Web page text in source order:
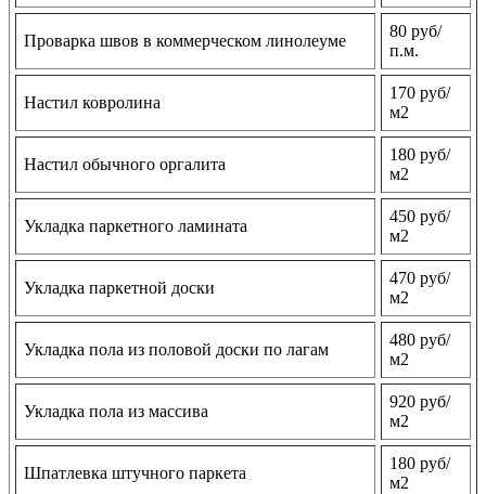
Проварка швов в коммерческом линолеуме
80 руб/
п.м.
Настил ковролина
170 руб/
м2
Настил обычного оргалита
180 руб/
м2
Укладка паркетного ламината
450 руб/
м2
Укладка паркетной доски
470 руб/
м2
Укладка пола из половой доски по лагам
480 руб/
м2
Укладка пола из массива
920 руб/
м2
Шпатлевка штучного паркета
180 руб/
м2